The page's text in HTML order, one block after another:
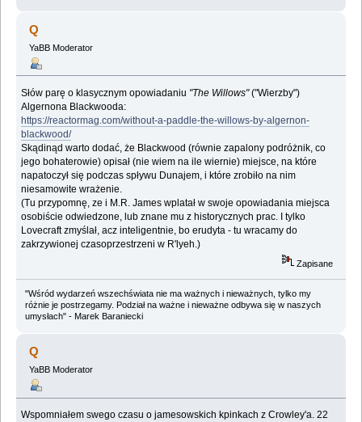
Q
YaBB Moderator
Słów parę o klasycznym opowiadaniu "The Willows"("Wierzby")
Algernona Blackwooda:
https://reactormag.com/without-a-paddle-the-willows-by-algernon-
blackwood/
Skądinąd warto dodać, że Blackwood (równie zapalony podróżnik, co
jego bohaterowie) opisał (nie wiem na ile wiernie) miejsce, na które
napatoczył się podczas spływu Dunajem, i które zrobiło na nim
niesamowite wrażenie.
(Tu przypomnę, ze i M.R. James wplatał w swoje opowiadania miejsca
osobiście odwiedzone, lub znane mu z historycznych prac. I tylko
Lovecraft zmyślał, acz inteligentnie, bo erudyta - tu wracamy do
zakrzywionej czasoprzestrzeni w R'lyeh.)
Zapisane
"Wśród wydarzeń wszechświata nie ma ważnych i nieważnych, tylko my
różnie je postrzegamy. Podział na ważne i nieważne odbywa się w naszych
umysłach" - Marek Baraniecki
Q
YaBB Moderator
Wspomniałem swego czasu o jamesowskich kpinkach z Crowley'a. 22